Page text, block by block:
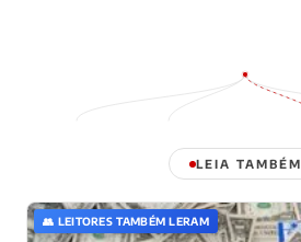
LEIA TAMBÉM
👥 LEITORES TAMBÉM LERAM